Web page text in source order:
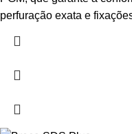
perfuração exata e